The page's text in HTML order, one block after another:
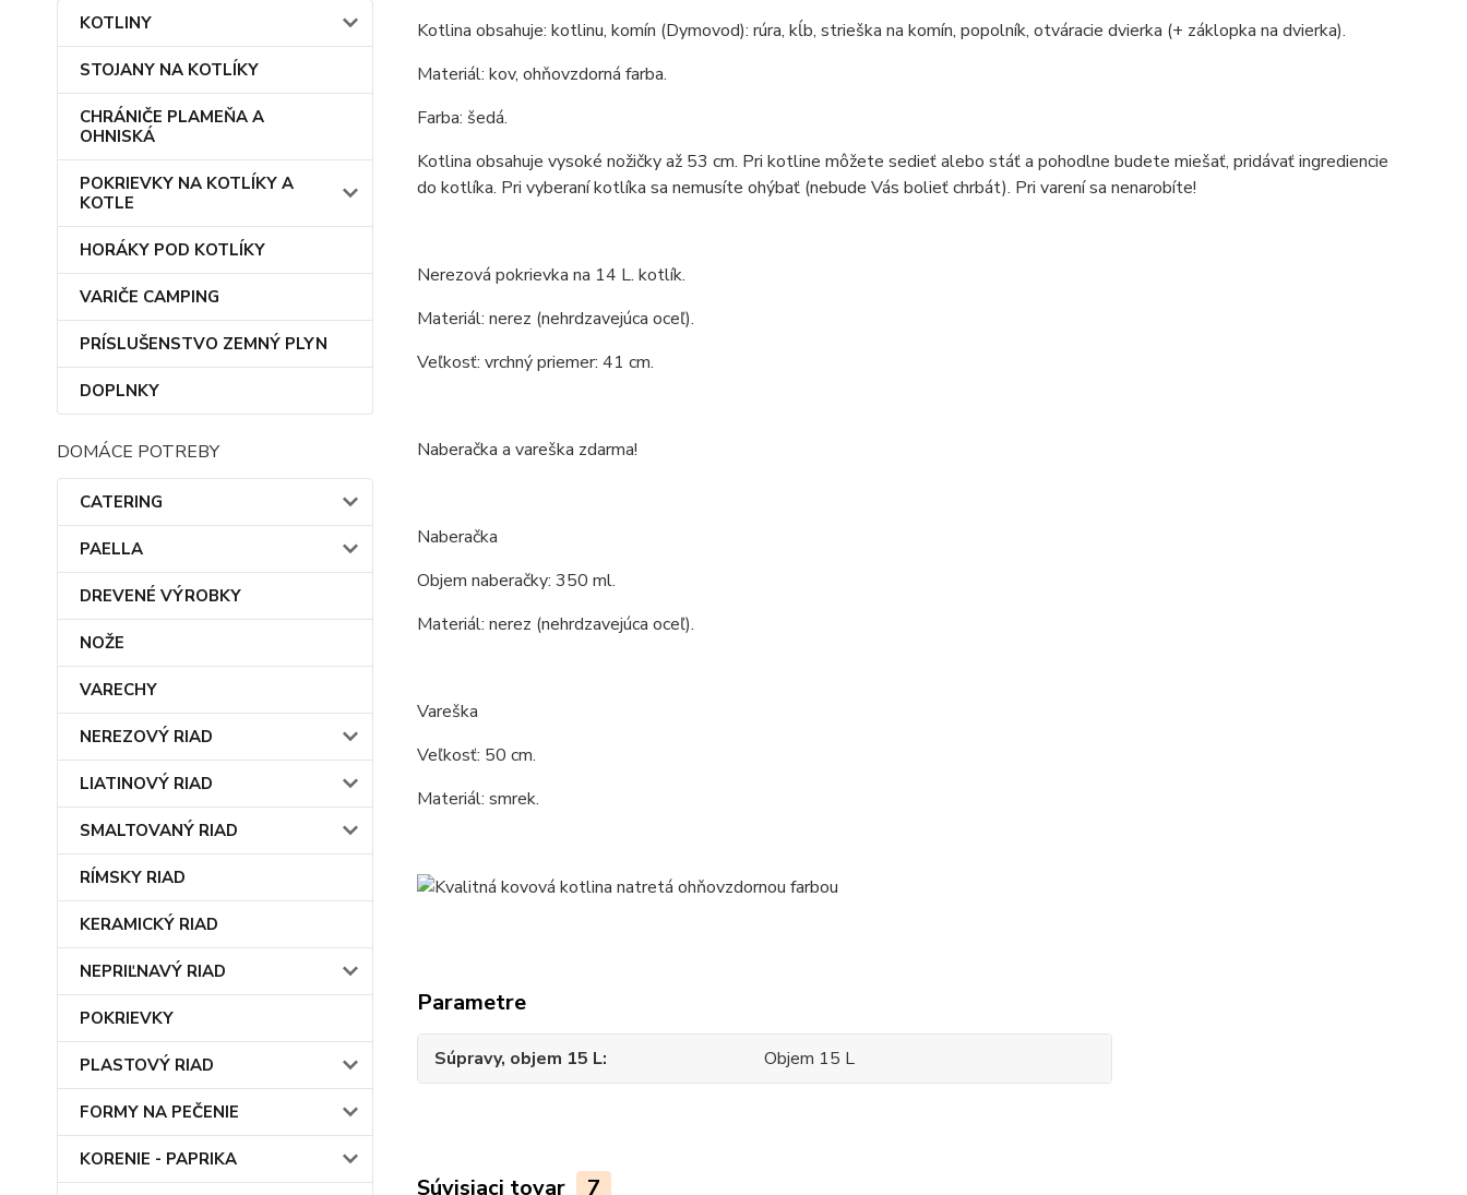
KOTLINY
STOJANY NA KOTLÍKY
CHRÁNIČE PLAMEŇA A
OHNISKÁ
POKRIEVKY NA KOTLÍKY A
KOTLE
HORÁKY POD KOTLÍKY
VARIČE CAMPING
PRÍSLUŠENSTVO ZEMNÝ PLYN
DOPLNKY
DOMÁCE POTREBY
CATERING
PAELLA
DREVENÉ VÝROBKY
NOŽE
VARECHY
NEREZOVÝ RIAD
LIATINOVÝ RIAD
SMALTOVANÝ RIAD
RÍMSKY RIAD
KERAMICKÝ RIAD
NEPRIĽNAVÝ RIAD
POKRIEVKY
PLASTOVÝ RIAD
FORMY NA PEČENIE
KORENIE - PAPRIKA
Kotlina obsahuje: kotlinu, komín (Dymovod): rúra, kĺb, strieška na komín, popolník, otváracie dvierka (+ záklopka na dvierka).
Materiál: kov, ohňovzdorná farba.
Farba: šedá.
Kotlina obsahuje vysoké nožičky až 53 cm. Pri kotline môžete sedieť alebo stáť a pohodlne budete miešať, pridávať ingrediencie
do kotlíka. Pri vyberaní kotlíka sa nemusíte ohýbať (nebude Vás bolieť chrbát). Pri varení sa nenarobíte!
Nerezová pokrievka na 14 L. kotlík.
Materiál: nerez (nehrdzavejúca oceľ).
Veľkosť: vrchný priemer: 41 cm.
Naberačka a vareška zdarma!
Naberačka
Objem naberačky: 350 ml.
Materiál: nerez (nehrdzavejúca oceľ).
Vareška
Veľkosť: 50 cm.
Materiál: smrek.
Parametre
Súpravy, objem 15 L Objem 15 L
Súvisiaci tovar 7